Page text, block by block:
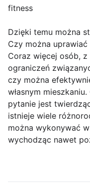
fitness
Dzięki temu można
Czy można
Coraz więcej osób,
ograniczeń
czy można
własnym
pytanie jest
istnieje wiele
można wykonywać
wychodząc nawet